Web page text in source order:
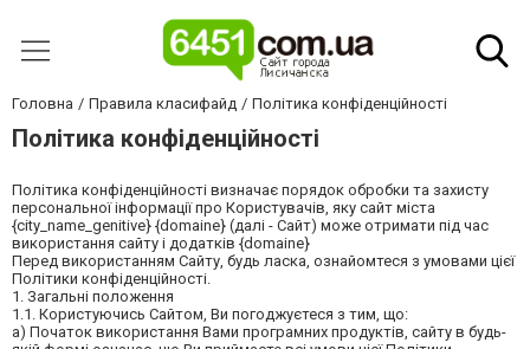
Головна Правила класифайд Політика конфіденційності
Політика конфіденційності
Політика конфіденційності визначає порядок обробки та захисту
персональної інформації про Користувачів, яку сайт міста
{city_name_genitive} {domaine} (далі - Сайт) може отримати під час
використання сайту і додатків {domaine}
Перед використанням Сайту, будь ласка, ознайомтеся з умовами цієї
Політики конфіденційності.
1. Загальні положення
1.1. Користуючись Сайтом, Ви погоджуєтеся з тим, що:
а) Початок використання Вами програмних продуктів, сайту в будь-